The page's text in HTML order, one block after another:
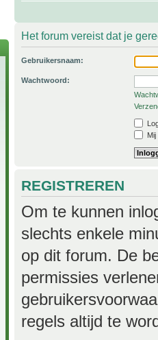
Het forum vereist dat je
Gebruikersnaam:
Wachtwoord:
REGISTREREN
Om te kunnen
slechts enkele
op dit forum. De
permissies
regels altijd te